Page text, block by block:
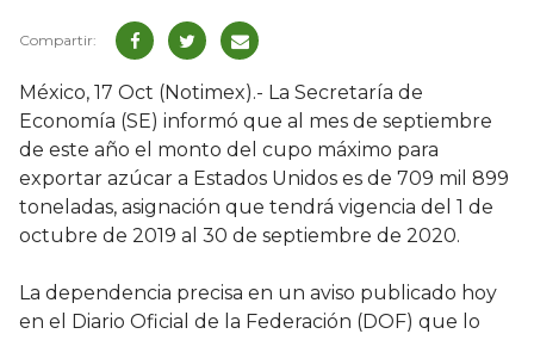
México, 17 Oct (Notimex).- La Secretaría de
Economía (SE) informó que al mes de septiembre
de este año el monto del cupo máximo para
exportar azúcar a Estados Unidos es de 709 mil 899
toneladas, asignación que tendrá vigencia del 1 de
octubre de 2019 al 30 de septiembre de 2020.
La dependencia precisa en un aviso publicado hoy
en el Diario Oficial de la Federación (DOF) que lo